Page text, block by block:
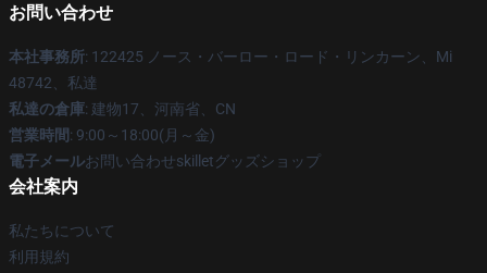
お問い合わせ
本社事務所: 122425 ノース・バーロー・ロード・リンカーン、Mi
48742、私達
私達の倉庫: 建物17、河南省、CN
営業時間: 9:00～18:00(月～金)
電子メールお問い合わせskilletグッズショップ
会社案内
私たちについて
利用規約